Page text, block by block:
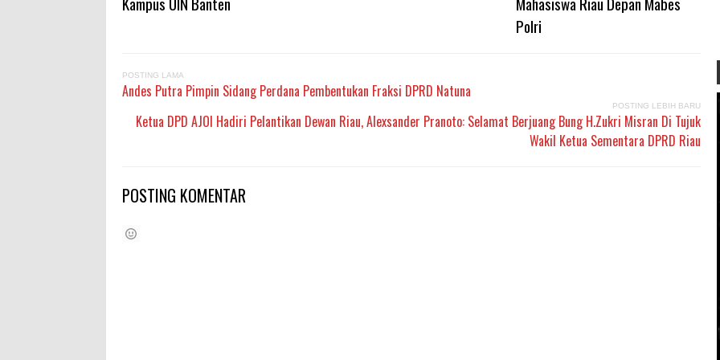
Polri
POSTING LAMA
Andes Putra Pimpin Sidang Perdana Pembentukan Fraksi DPRD Natuna
POSTING LEBIH BARU
Ketua DPD AJOI Hadiri Pelantikan Dewan Riau, Alexsander Pranoto: Selamat Berjuang Bung H.Zukri Misran Di Tujuk
Wakil Ketua Sementara DPRD Riau
POSTING KOMENTAR